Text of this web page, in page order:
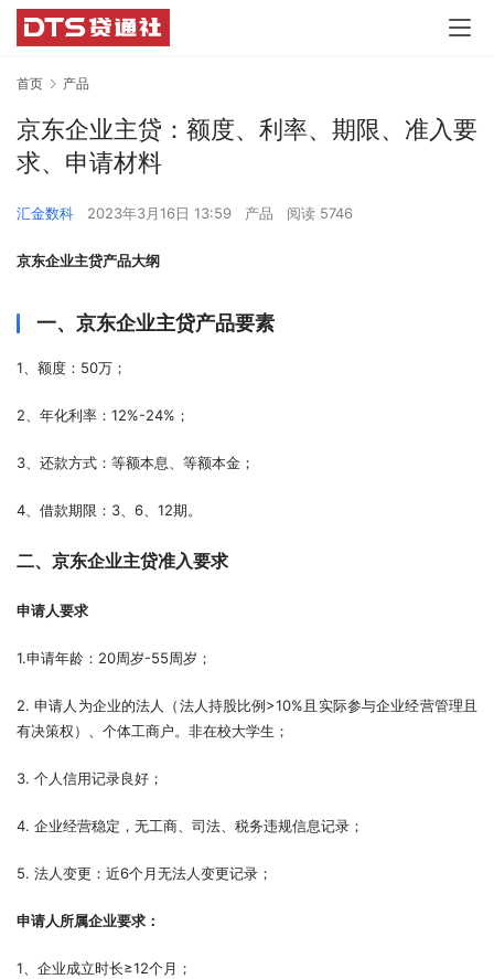
首页 产品
京东企业主贷：额度、利率、期限、准入要
求、申请材料
汇金数科 2023年3月16日 13:59 产品 阅读 5746
京东企业主贷产品大纲
一、京东企业主贷产品要素
1、额度：50万；
2、年化利率：12%-24%；
3、还款方式：等额本息、等额本金；
4、借款期限：3、6、12期。
二、京东企业主贷准入要求
申请人要求
1.申请年龄：20周岁-55周岁；
2. 申请人为企业的法人（法人持股比例>10%且实际参与企业经营管理且
有决策权）、个体工商户。非在校大学生；
3. 个人信用记录良好；
4. 企业经营稳定，无工商、司法、税务违规信息记录；
5. 法人变更：近6个月无法人变更记录；
申请人所属企业要求：
1、企业成立时长≥12个月；